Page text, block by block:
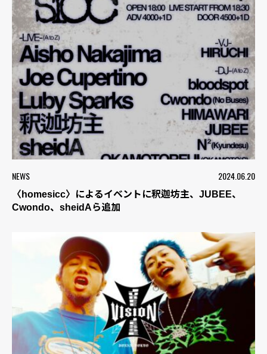
NEWS 2024.06.20
〈homesicc〉によるイベントに釈迦坊主、JUBEE、
Cwondo、sheidAら追加